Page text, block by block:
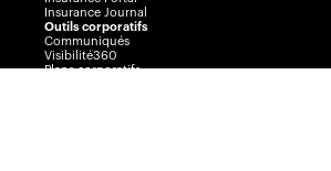
Insurance Journal
Outils corporatifs
Communiqués
Visibilité360
Plans corporatifs